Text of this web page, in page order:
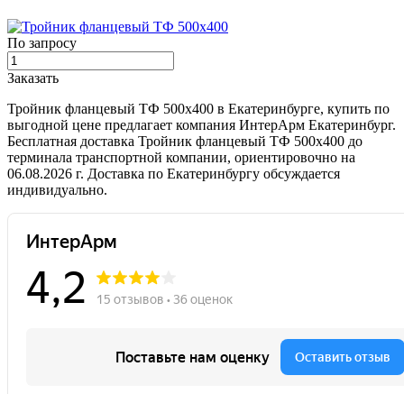
По запросу
Заказать
Тройник фланцевый ТФ 500х400 в Екатеринбурге, купить по
выгодной цене предлагает компания ИнтерАрм Екатеринбург.
Бесплатная доставка Тройник фланцевый ТФ 500х400 до
терминала транспортной компании, ориентировочно на
06.08.2026 г. Доставка по Екатеринбургу обсуждается
индивидуально.